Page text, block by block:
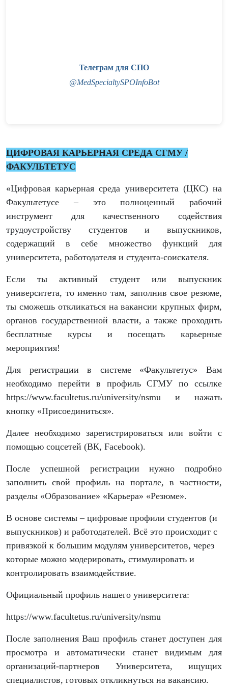
Телеграм для СПО
@MedSpecialtySPOInfoBot
ЦИФРОВАЯ КАРЬЕРНАЯ СРЕДА СГМУ /
ФАКУЛЬТЕТУС
«Цифровая карьерная среда университета (ЦКС) на
Факультетусе – это полноценный рабочий
инструмент для качественного содействия
трудоустройству студентов и выпускников,
содержащий в себе множество функций для
университета, работодателя и студента-соискателя.
Если ты активный студент или выпускник
университета, то именно там, заполнив свое резюме,
ты сможешь откликаться на вакансии крупных фирм,
органов государственной власти, а также проходить
бесплатные курсы и посещать карьерные
мероприятия!
Для регистрации в системе «Факультетус» Вам
необходимо перейти в профиль СГМУ по ссылке
https://www.facultetus.ru/university/nsmu и нажать
кнопку «Присоединиться».
Далее необходимо зарегистрироваться или войти с
помощью соцсетей (ВК, Facebook).
После успешной регистрации нужно подробно
заполнить свой профиль на портале, в частности,
разделы «Образование» «Карьера» «Резюме».
В основе системы – цифровые профили студентов (и
выпускников) и работодателей. Всё это происходит с
привязкой к большим модулям университетов, через
которые можно модерировать, стимулировать и
контролировать взаимодействие.
Официальный профиль нашего университета:
https://www.facultetus.ru/university/nsmu
После заполнения Ваш профиль станет доступен для
просмотра и автоматически станет видимым для
организаций-партнеров Университета, ищущих
специалистов, готовых откликнуться на вакансию.